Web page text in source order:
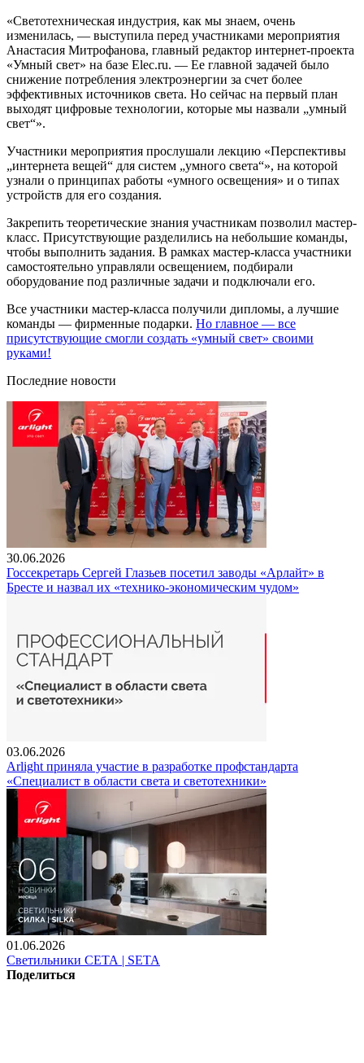
«Светотехническая индустрия, как мы знаем, очень
изменилась, — выступила перед участниками мероприятия
Анастасия Митрофанова, главный редактор интернет-проекта
«Умный свет» на базе Elec.ru. — Ее главной задачей было
снижение потребления электроэнергии за счет более
эффективных источников света. Но сейчас на первый план
выходят цифровые технологии, которые мы назвали „умный
свет“».
Участники мероприятия прослушали лекцию «Перспективы
„интернета вещей“ для систем „умного света“», на которой
узнали о принципах работы «умного освещения» и о типах
устройств для его создания.
Закрепить теоретические знания участникам позволил мастер-
класс. Присутствующие разделились на небольшие команды,
чтобы выполнить задания. В рамках мастер-класса участники
самостоятельно управляли освещением, подбирали
оборудование под различные задачи и подключали его.
Все участники мастер-класса получили дипломы, а лучшие
команды — фирменные подарки. Но главное — все
присутствующие смогли создать «умный свет» своими
руками!
Последние новости
30.06.2026
Госсекретарь Сергей Глазьев посетил заводы «Арлайт» в
Бресте и назвал их «технико-экономическим чудом»
03.06.2026
Arlight приняла участие в разработке профстандарта
«Специалист в области света и светотехники»
01.06.2026
Светильники СЕТА | SETA
Поделиться